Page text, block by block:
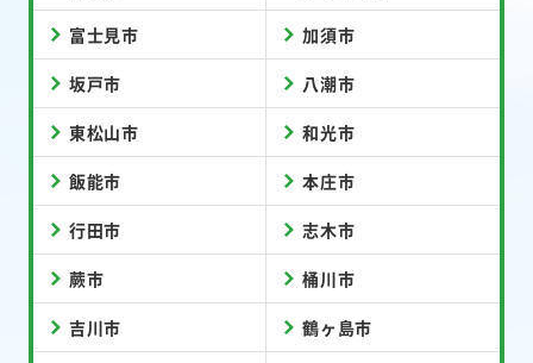
富士見市 加須市
坂戸市 八潮市
東松山市 和光市
飯能市 本庄市
行田市 志木市
蕨市 桶川市
吉川市 鶴ヶ島市